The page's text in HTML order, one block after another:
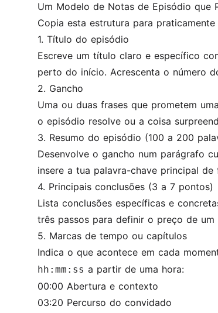
Um Modelo de Notas de Episódio que
Copia esta estrutura para
1. Título do episódio
Escreve um título claro e específico
perto do início. Acrescenta o número
2. Gancho
Uma ou duas frases que prometem
o episódio resolve ou a coisa
3. Resumo do episódio (100 a 200
Desenvolve o gancho num parágrafo
insere a tua palavra-chave principal
4. Principais conclusões (3 a 7 pontos)
Lista conclusões específicas e
três passos para definir o preço de um
5. Marcas de tempo ou capítulos
Indica o que acontece em cada
hh:mm:ss a partir de uma hora:
00:00 Abertura e contexto
03:20 Percurso do convidado